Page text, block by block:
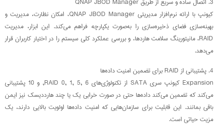
کیونپ با ارائه نرم‌افزار مدیریتی QNAP JBOD Manager، امکان نظارت، مدیریت و
بهینه‌سازی فضای ذخیره‌سازی را به‌صورت یکپارچه فراهم می‌کند. این ابزار، مدیریت
RAID، مانیتورینگ سلامت هاردها، و بررسی عملکرد کلی سیستم را در اختیار کاربران قرار
می‌دهد.
4. پشتیبانی از RAID برای تضمین امنیت داده‌ها
Expansion کیونپ سری SATA از تکنولوژی‌های RAID 0, 1, 5, 6, و 10 پشتیبانی
می‌کند که تضمین می‌کند داده‌ها حتی در صورت خرابی یک یا چند هارددیسک نیز ایمن
باقی بمانند. این قابلیت برای سازمان‌هایی که امنیت داده‌ها اولویت بالایی دارند، یک
مزیت حیاتی است.